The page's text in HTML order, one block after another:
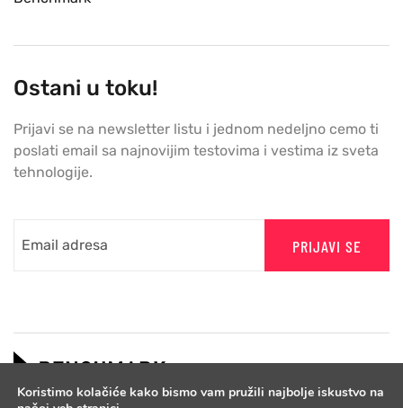
Ostani u toku!
Prijavi se na newsletter listu i jednom nedeljno cemo ti
poslati email sa najnovijim testovima i vestima iz sveta
tehnologije.
PRIJAVI SE
Koristimo kolačiće kako bismo vam pružili najbolje iskustvo na